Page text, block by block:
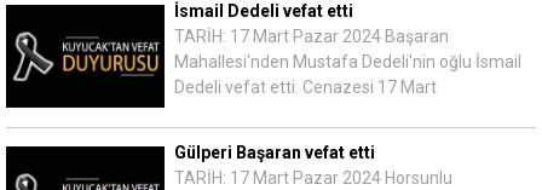
İsmail Dedeli vefat etti
TARİH: 17 Mart Pazar 2024 Başaran
Mahallesi'nden Mustafa Dedeli'nin oğlu İsmail
Dedeli vefat etti. Cenazesi 17 Mart
Gülperi Başaran vefat etti
TARİH: 17 Mart Pazar 2024 Horsunlu